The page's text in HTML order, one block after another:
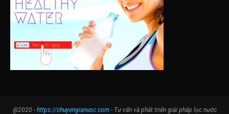
@2020 - https://chuyengianuoc.com- Tư vấn và phát triển giải pháp lọc nước